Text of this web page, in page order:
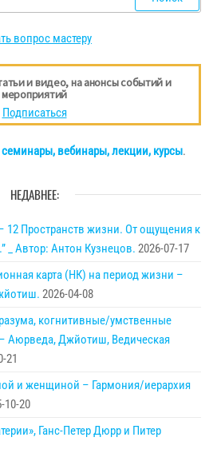
вопрос мастеру
и видео, на анонсы событий и
мероприятий
Подписаться
вебинары, лекции, курсы.
НЕДАВНЕЕ:
12 Пространств жизни. От ощущения к
.” _ Автор: Антон Кузнецов. 2026-07-17
карта (НК) на период жизни –
2026-04-08
когнитивные/умственные
Аюрведа, Джйотиш, Ведическая
21
и женщиной – Гармония/иерархия
10-20
Ганс-Петер Дюрр и Питер